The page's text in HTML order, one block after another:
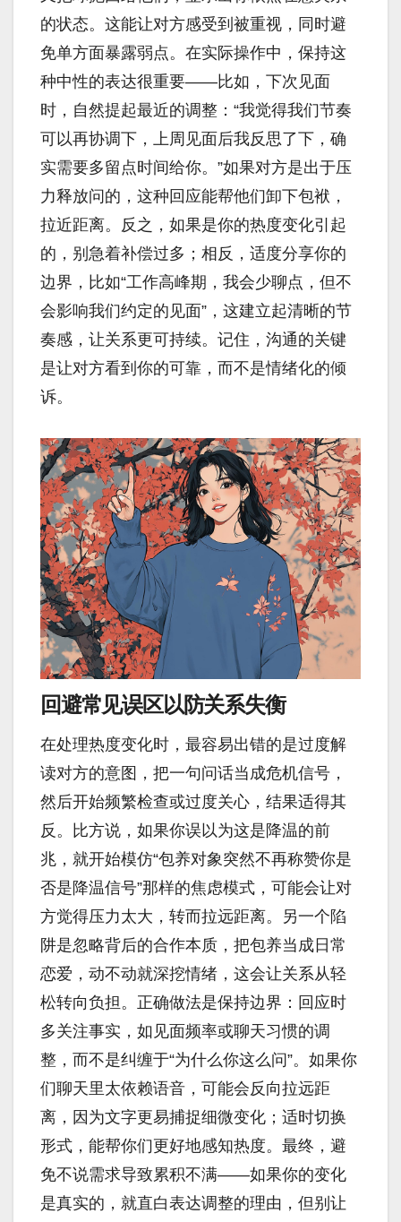
的状态。这能让对方感受到被重视，同时避
免单方面暴露弱点。在实际操作中，保持这
种中性的表达很重要——比如，下次见面
时，自然提起最近的调整：“我觉得我们节奏
可以再协调下，上周见面后我反思了下，确
实需要多留点时间给你。”如果对方是出于压
力释放问的，这种回应能帮他们卸下包袱，
拉近距离。反之，如果是你的热度变化引起
的，别急着补偿过多；相反，适度分享你的
边界，比如“工作高峰期，我会少聊点，但不
会影响我们约定的见面”，这建立起清晰的节
奏感，让关系更可持续。记住，沟通的关键
是让对方看到你的可靠，而不是情绪化的倾
诉。
回避常见误区以防关系失衡
在处理热度变化时，最容易出错的是过度解
读对方的意图，把一句问话当成危机信号，
然后开始频繁检查或过度关心，结果适得其
反。比方说，如果你误以为这是降温的前
兆，就开始模仿“包养对象突然不再称赞你是
否是降温信号”那样的焦虑模式，可能会让对
方觉得压力太大，转而拉远距离。另一个陷
阱是忽略背后的合作本质，把包养当成日常
恋爱，动不动就深挖情绪，这会让关系从轻
松转向负担。正确做法是保持边界：回应时
多关注事实，如见面频率或聊天习惯的调
整，而不是纠缠于“为什么你这么问”。如果你
们聊天里太依赖语音，可能会反向拉远距
离，因为文字更易捕捉细微变化；适时切换
形式，能帮你们更好地感知热度。最终，避
免不说需求导致累积不满——如果你的变化
是真实的，就直白表达调整的理由，但别让